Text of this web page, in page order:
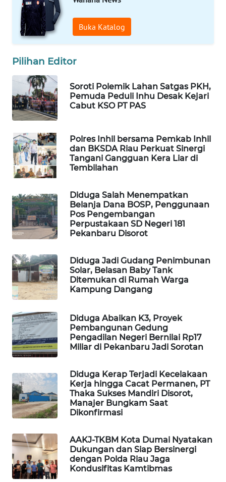
Buka Katalog
Pilihan Editor
Soroti Polemik Lahan Satgas PKH,
Pemuda Peduli Inhu Desak Kejari
Cabut KSO PT PAS
Polres Inhil bersama Pemkab Inhil
dan BKSDA Riau Perkuat Sinergi
Tangani Gangguan Kera Liar di
Tembilahan
Diduga Salah Menempatkan
Belanja Dana BOSP, Penggunaan
Pos Pengembangan
Perpustakaan SD Negeri 181
Pekanbaru Disorot
Diduga Jadi Gudang Penimbunan
Solar, Belasan Baby Tank
Ditemukan di Rumah Warga
Kampung Dangang
Diduga Abaikan K3, Proyek
Pembangunan Gedung
Pengadilan Negeri Bernilai Rp17
Miliar di Pekanbaru Jadi Sorotan
Diduga Kerap Terjadi Kecelakaan
Kerja hingga Cacat Permanen, PT
Thaka Sukses Mandiri Disorot,
Manajer Bungkam Saat
Dikonfirmasi
AAKJ-TKBM Kota Dumai Nyatakan
Dukungan dan Siap Bersinergi
dengan Polda Riau Jaga
Kondusifitas Kamtibmas
WAHANA
OTOMOTIF
WAHANA
WAHANA
DESA
WISATA
WAHANA
Wahana
Network
KONSUMEN
LISTRIK
MASYARAKAT
WALINKI
ID
MAWAKA
ID
MARTABAT
NET
PLN
WATCH
LPKKI
LKKI